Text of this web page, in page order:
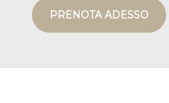
PRENOTA ADESSO